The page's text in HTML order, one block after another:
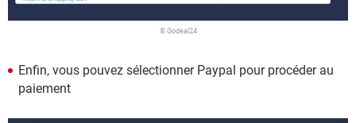
© Godeal24
Enfin, vous pouvez sélectionner Paypal pour procéder au
paiement